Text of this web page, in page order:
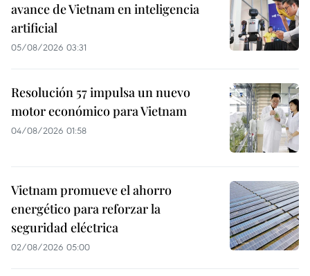
avance de Vietnam en inteligencia
artificial
05/08/2026 03:31
Resolución 57 impulsa un nuevo
motor económico para Vietnam
04/08/2026 01:58
Vietnam promueve el ahorro
energético para reforzar la
seguridad eléctrica
02/08/2026 05:00